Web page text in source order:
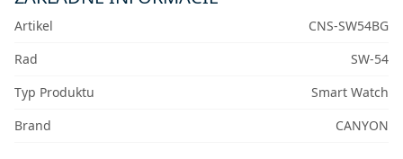
Artikel
CNS-SW54BG
Rad
SW-54
Typ Produktu
Smart Watch
Brand
CANYON